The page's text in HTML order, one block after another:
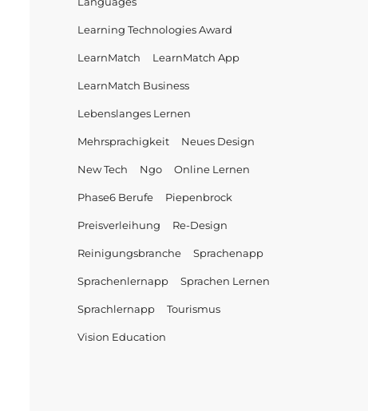
Learning Technologies Award
LearnMatch LearnMatch App
LearnMatch Business
Lebenslanges Lernen
Mehrsprachigkeit Neues Design
New Tech Ngo Online Lernen
Phase6 Berufe Piepenbrock
Preisverleihung Re-Design
Reinigungsbranche Sprachenapp
Sprachenlernapp Sprachen Lernen
Sprachlernapp Tourismus
Vision Education